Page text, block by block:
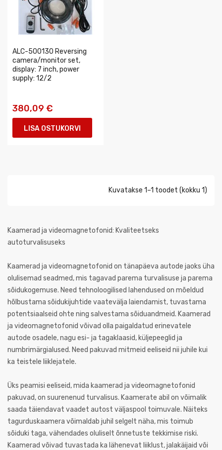
ALC-500130 Reversing
camera/monitor set,
display: 7 inch, power
supply: 12/2
380,09 €
LISA OSTUKORVI
Kuvatakse 1–1 toodet (kokku 1)
Kaamerad ja videomagnetofonid: Kvaliteetseks
autoturvalisuseks
Kaamerad ja videomagnetofonid on tänapäeva autode jaoks üha
olulisemad seadmed, mis tagavad parema turvalisuse ja parema
sõidukogemuse. Need tehnoloogilised lahendused on mõeldud
hõlbustama sõidukijuhtide vaatevälja laiendamist, tuvastama
potentsiaalseid ohte ning salvestama sõiduandmeid. Kaamerad
ja videomagnetofonid võivad olla paigaldatud erinevatele
autode osadele, nagu esi- ja tagaklaasid, küljepeeglid ja
numbrimärgialused. Need pakuvad mitmeid eeliseid nii juhile kui
ka teistele liiklejatele.
Üks peamisi eeliseid, mida kaamerad ja videomagnetofonid
pakuvad, on suurenenud turvalisus. Kaamerate abil on võimalik
saada täiendavat vaadet autost väljaspool toimuvale. Näiteks
tagurduskaamera võimaldab juhil selgelt näha, mis toimub
sõiduki taga, vähendades oluliselt õnnetuste tekkimise riski.
Kaamerad võivad tuvastada ka lähenevat liiklust, jalakäijaid või